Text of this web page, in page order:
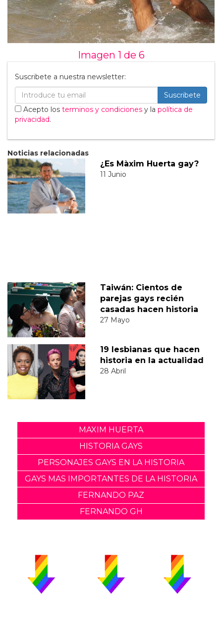
Imagen 1 de 6
Suscribete a nuestra newsletter:
Suscribete
Acepto los terminos y condiciones y la política de
privacidad.
Noticias relacionadas
¿Es Màxim Huerta gay?
11 Junio
Taiwán: Cientos de
parejas gays recién
casadas hacen historia
27 Mayo
19 lesbianas que hacen
historia en la actualidad
28 Abril
MAXIM HUERTA
HISTORIA GAYS
PERSONAJES GAYS EN LA HISTORIA
GAYS MAS IMPORTANTES DE LA HISTORIA
FERNANDO PAZ
FERNANDO GH